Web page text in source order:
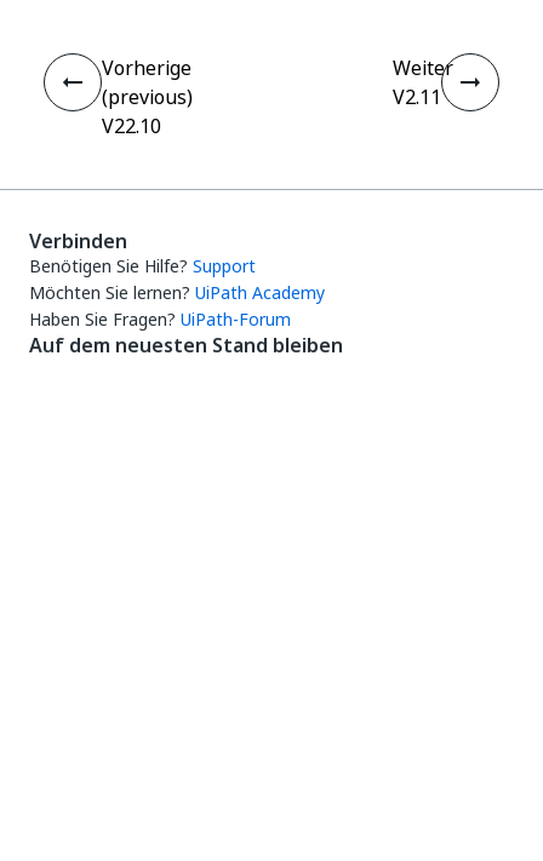
Vorherige
(previous)
V22.10
Weiter
V2.11
Verbinden
Benötigen Sie Hilfe? Support
Möchten Sie lernen? UiPath Academy
Haben Sie Fragen? UiPath-Forum
Auf dem neuesten Stand bleiben